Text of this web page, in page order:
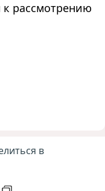
к рассмотрению
в